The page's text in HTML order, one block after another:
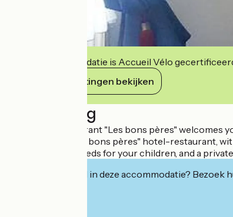
Deze accommodatie is Accueil Vélo
Haar verplichtingen bekijken
Beschrijving
The hotel-restaurant "Les bons pères" welcomes
Discover the "Les bons pères" hotel-restaurant,
bed and 2 single beds for your children, and a
Geïnteresseerd in deze accommodatie?